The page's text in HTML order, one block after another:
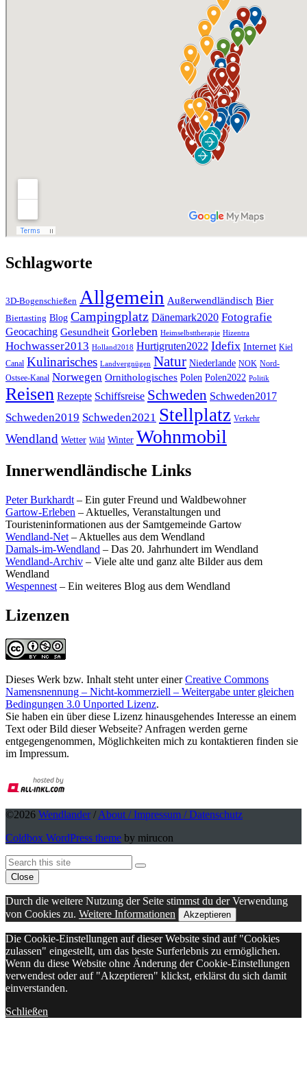
Schlagworte
3D-Bogenschießen Allgemein Außerwendländisch Bier
Biertasting Blog Campingplatz Dänemark2020 Fotografie
Geocaching Gesundheit Gorleben Heimselbsttherapie Hizentra
Hochwasser2013 Holland2018 Hurtigruten2022 Idefix Internet Kiel
Canal Kulinarisches Landvergnügen Natur Niederlande NOK Nord-
Ostsee-Kanal Norwegen Ornithologisches Polen Polen2022 Politik
Reisen Rezepte Schiffsreise Schweden Schweden2017
Schweden2019 Schweden2021 Stellplatz Verkehr
Wendland Wetter Wild Winter Wohnmobil
Innerwendländische Links
Peter Burkhardt – Ein guter Freund und Waldbewohner
Gartow-Erleben – Aktuelles, Veranstaltungen und
Touristeninformationen aus der Samtgemeinde Gartow
Wendland-Net – Aktuelles aus dem Wendland
Damals-im-Wendland – Das 20. Jahrhundert im Wendland
Wendland-Archiv – Viele alte und ganz alte Bilder aus dem
Wendland
Wespennest – Ein weiteres Blog aus dem Wendland
Lizenzen
Dieses Werk bzw. Inhalt steht unter einerCreative Commons
Namensnennung – Nicht-kommerziell – Weitergabe unter gleichen
Bedingungen 3.0 Unported Lizenz.
Sie haben ein über diese Lizenz hinausgehendes Interesse an einem
Text oder Bild dieser Webseite? Anfragen werden gerne
entgegengenommen, Möglichkeiten mich zu kontaktieren finden sie
im Impressum.
©2026 Wendlander/ About / Impressum / Datenschutz
Coldbox WordPress theme by mirucon
Back
To
Top
Search
Search
Close
Durch die weitere Nutzung der Seite stimmst du der Verwendung
von Cookies zu. Weitere Informationen Akzeptieren
Die Cookie-Einstellungen auf dieser Website sind auf "Cookies
zulassen" eingestellt, um das beste Surferlebnis zu ermöglichen.
Wenn du diese Website ohne Änderung der Cookie-Einstellungen
verwendest oder auf "Akzeptieren" klickst, erklärst du sich damit
einverstanden.
Schließen